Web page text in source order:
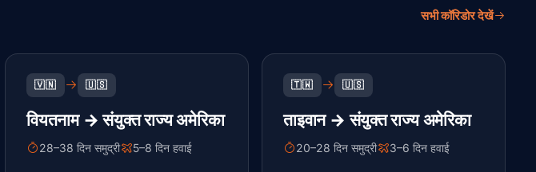
सभी कॉरिडोर देखें
🇻🇳 🇺🇸
वियतनाम → संयुक्त राज्य अमेरिका
28–38 दिन समुद्री 5–8 दिन हवाई
🇹🇼 🇺🇸
ताइवान → संयुक्त राज्य अमेरिका
20–28 दिन समुद्री 3–6 दिन हवाई